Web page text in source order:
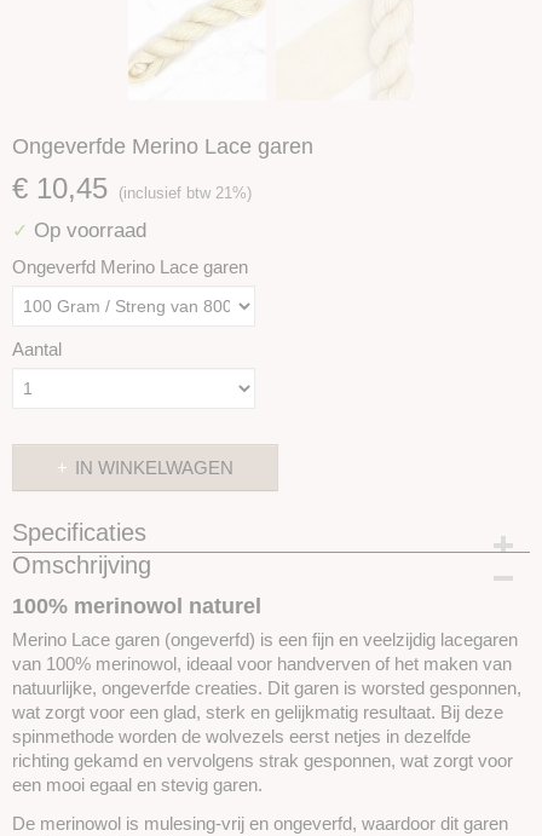
Ongeverfde Merino Lace garen
€ 10,45 (inclusief btw 21%)
✓ Op voorraad
Ongeverfd Merino Lace garen
Aantal
IN WINKELWAGEN
Specificaties
Productcode
Omschrijving
100% merinowol naturel
Merino Lace garen (ongeverfd) is een fijn en veelzijdig lacegaren
van 100% merinowol, ideaal voor handverven of het maken van
natuurlijke, ongeverfde creaties. Dit garen is worsted gesponnen,
wat zorgt voor een glad, sterk en gelijkmatig resultaat. Bij deze
spinmethode worden de wolvezels eerst netjes in dezelfde
richting gekamd en vervolgens strak gesponnen, wat zorgt voor
een mooi egaal en stevig garen.
De merinowol is mulesing-vrij en ongeverfd, waardoor dit garen